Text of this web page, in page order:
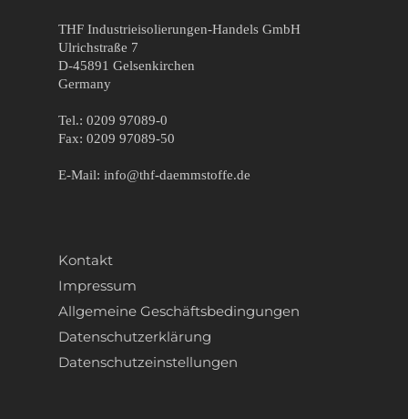
THF Industrieisolierungen-Handels GmbH
Ulrichstraße 7
D-45891 Gelsenkirchen
Germany
Tel.: 0209 97089-0
Fax: 0209 97089-50
E-Mail: info@thf-daemmstoffe.de
Kontakt
Impressum
Allgemeine Geschäftsbedingungen
Datenschutzerklärung
Datenschutzeinstellungen